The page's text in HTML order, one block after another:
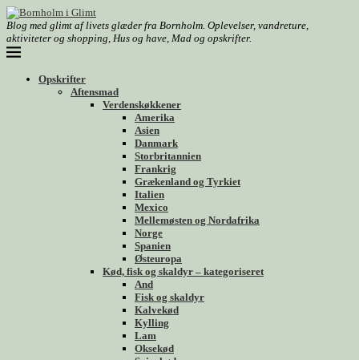
Blog med glimt af livets glæder fra Bornholm. Oplevelser, vandreture,
aktiviteter og shopping, Hus og have, Mad og opskrifter.
Opskrifter
Aftensmad
Verdenskøkkener
Amerika
Asien
Danmark
Storbritannien
Frankrig
Grækenland og Tyrkiet
Italien
Mexico
Mellemøsten og Nordafrika
Norge
Spanien
Østeuropa
Kød, fisk og skaldyr – kategoriseret
And
Fisk og skaldyr
Kalvekød
Kylling
Lam
Oksekød